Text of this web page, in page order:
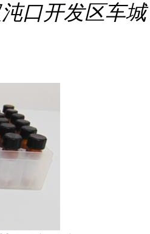
口开发区车城